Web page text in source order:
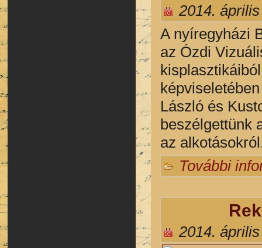
2014.
A nyíregyházi
az Ózdi
László és
beszélgettünk
az
További
2014.